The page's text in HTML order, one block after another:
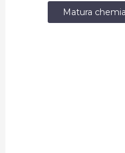
Matura